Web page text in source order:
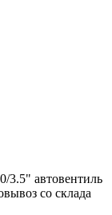
3.5" автовентиль
со склада